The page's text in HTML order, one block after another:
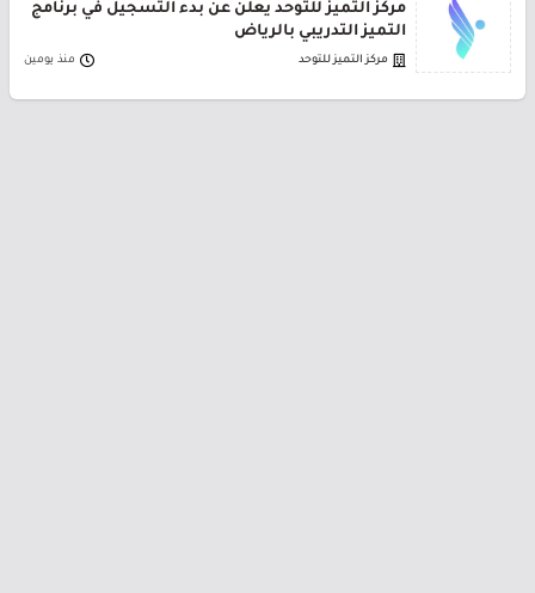
مركز التميز للتوحد يعلن عن بدء التسجيل في برنامج
التميز التدريبي بالرياض
مركز التميز للتوحد منذ يومين